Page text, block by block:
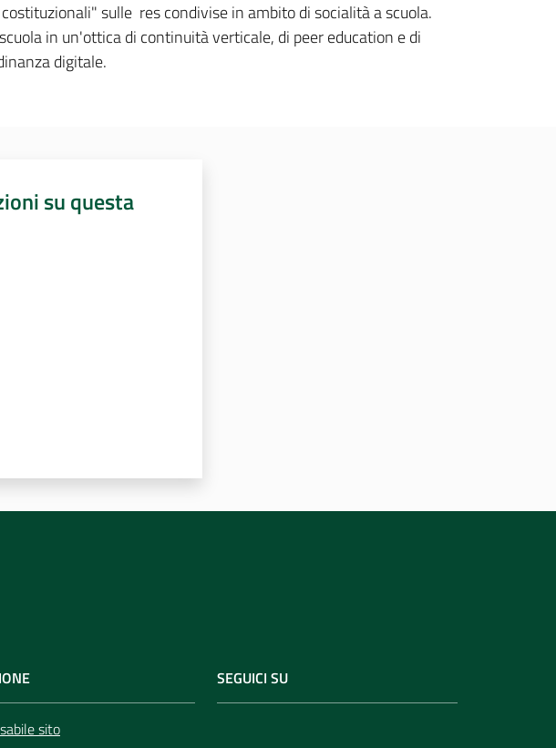
sulle res condivise in ambito di socialità a scuola.
in un'ottica di continuità verticale, di peer education e di
digitale.
su questa
sito
SEGUICI SU